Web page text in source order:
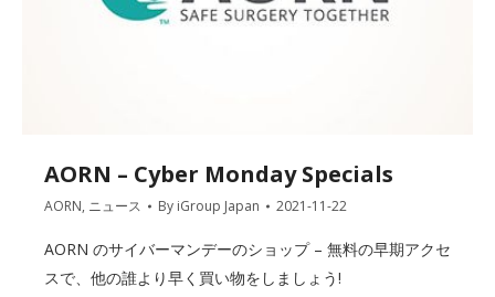
AORN – Cyber Monday Specials
AORN, ニュース By iGroup Japan 2021-11-22
AORN のサイバーマンデーのショップ – 無料の早期アクセ
スで、他の誰より早く買い物をしましょう!